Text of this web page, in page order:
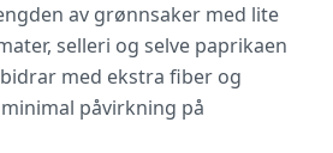
av grønnsaker med lite
selleri og selve paprikaen
med ekstra fiber og
påvirkning på